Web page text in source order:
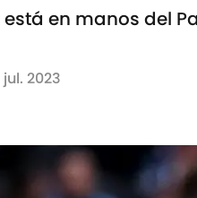
está en manos del
jul. 2023